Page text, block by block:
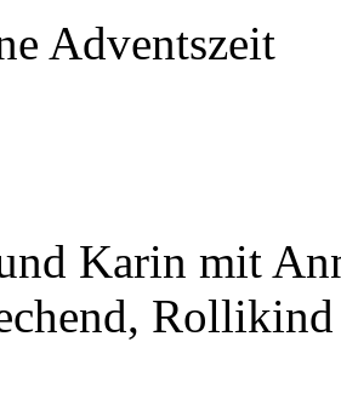
Adventszeit
Karin mit